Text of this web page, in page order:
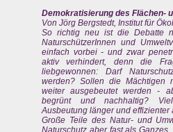
Demokratisierung des Flächen-
Von Jörg Bergstedt, Institut für
So richtig neu ist die Debatte
NaturschützerInnen und
einfach vorbei - und zwar
aktiv verhindert, denn die
liebgewonnen: Darf
werden? Sollen die Mächtigen
weiter ausgebeutet werden -
begrünt und nachhaltig?
Ausbeutung länger und effizienter
Große Teile des Natur- und